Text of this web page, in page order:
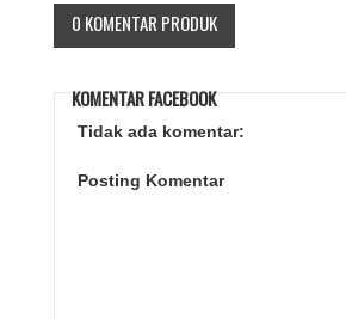
0 KOMENTAR PRODUK
KOMENTAR FACEBOOK
Tidak ada komentar:
Posting Komentar